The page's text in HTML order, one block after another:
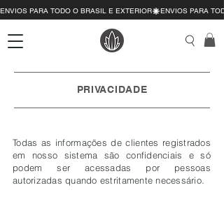
ENVIOS PARA TODO O BRASIL E EXTERIOR
PRIVACIDADE
Todas as informações de clientes registrados
em nosso sistema são confidenciais e só
podem ser acessadas por pessoas
autorizadas quando estritamente necessário.